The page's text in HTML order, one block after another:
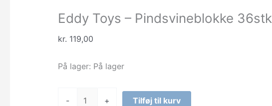
Eddy Toys – Pindsvineblokke 36stk
kr. 119,00
På lager: På lager
- +
Tilføj til kurv